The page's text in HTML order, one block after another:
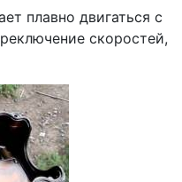
плавно двигаться с
скоростей,